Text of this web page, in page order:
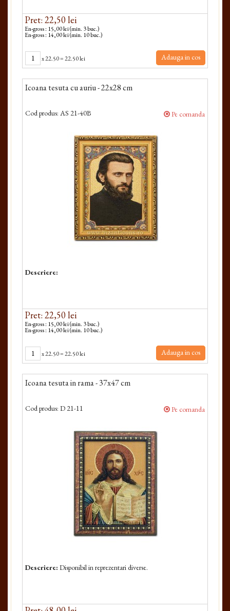
Pret: 22,50 lei
En-gross : 15,00 lei (min. 3 buc.)
En-gross : 14,00 lei (min. 10 buc.)
x22.50=22.50 lei Adauga in cos
Icoana tesuta cu auriu - 22x28 cm
Cod produs: AS 21-40B Pe comanda
Descriere:
Pret: 22,50 lei
En-gross : 15,00 lei (min. 3 buc.)
En-gross : 14,00 lei (min. 10 buc.)
x22.50=22.50 lei Adauga in cos
Icoana tesuta in rama - 37x47 cm
Cod produs: D 21-11 Pe comanda
Descriere: Disponibil in reprezentari diverse.